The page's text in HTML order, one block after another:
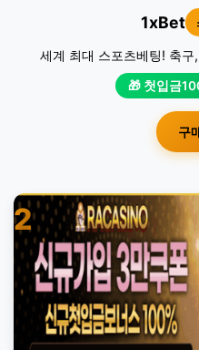
1xBet
세계 최대 스포츠베팅! 축
🎁 첫입금
구
2